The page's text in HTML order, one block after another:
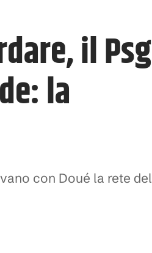
il Psg
la
con Doué la rete del